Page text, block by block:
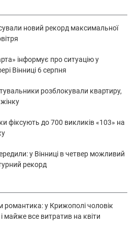
новий рекорд максимальної
інформує про ситуацію у
Вінниці 6 серпня
розблокували квартиру,
фіксують до 700 викликів «103» на
у Вінниці в четвер можливий
рекорд
романтика: у Крижополі чоловік
майже все витратив на квіти